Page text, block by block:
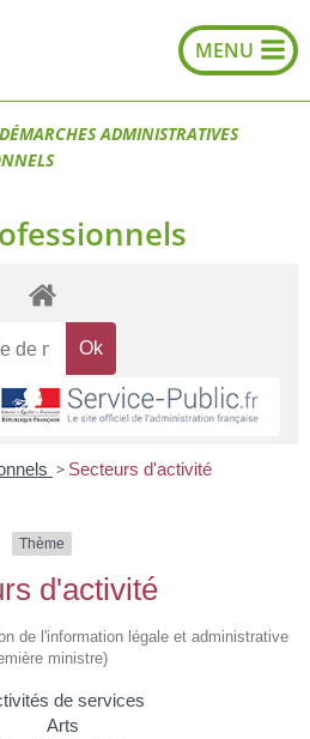
DÉMARCHES ADMINISTRATIVES
> Secteurs d'activité
Thème
d'activité
de l'information légale et administrative
ministre)
de services
Arts